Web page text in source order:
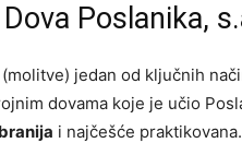
Poslanika,
jedan od ključnih
dovama koje je učio
i najčešće